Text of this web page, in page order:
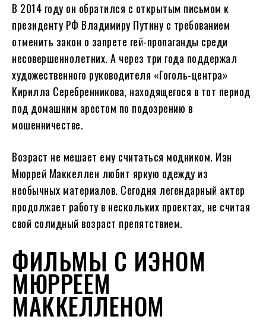
В 2014 году он обратился с открытым письмом к
президенту РФ Владимиру Путину с требованием
отменить закон о запрете гей-пропаганды среди
несовершеннолетних. А через три года поддержал
художественного руководителя «Гоголь-центра»
Кирилла Серебренникова, находящегося в тот период
под домашним арестом по подозрению в
мошенничестве.
Возраст не мешает ему считаться модником. Иэн
Мюррей Маккеллен любит яркую одежду из
необычных материалов. Сегодня легендарный актер
продолжает работу в нескольких проектах, не считая
свой солидный возраст препятствием.
ФИЛЬМЫ С ИЭНОМ
МЮРРЕЕМ
МАККЕЛЛЕНОМ